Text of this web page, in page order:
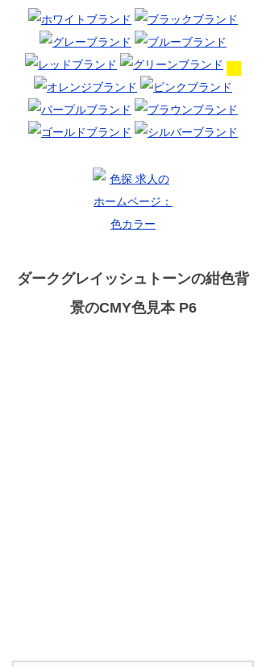
ダークグレイッシュトーンの紺色背
景のCMY色見本 P6